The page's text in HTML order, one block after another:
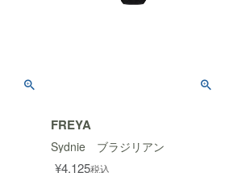
FREYA
Sydnie ブラジリアン
¥4,125税込